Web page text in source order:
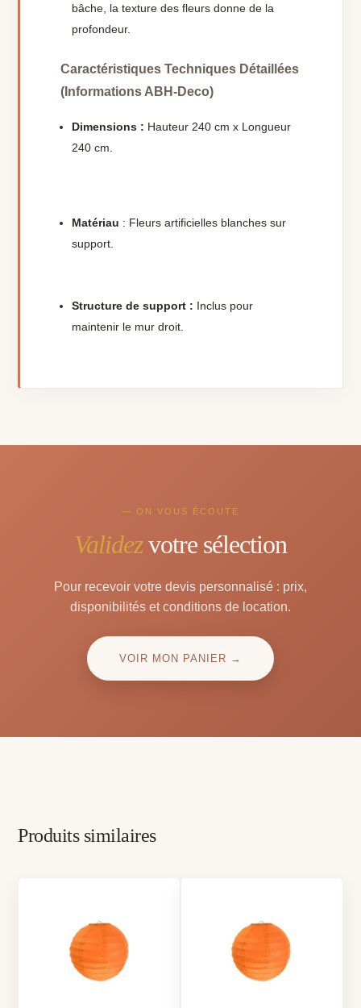
bâche, la texture des fleurs donne de la
profondeur.
Caractéristiques Techniques Détaillées
(Informations ABH-Deco)
Dimensions : Hauteur 240 cm x Longueur
240 cm.
Matériau : Fleurs artificielles blanches sur
support.
Structure de support : Inclus pour
maintenir le mur droit.
— ON VOUS ÉCOUTE
Validezvotre sélection
Pour recevoir votre devis personnalisé : prix,
disponibilités et conditions de location.
VOIR MON PANIER →
Produits similaires